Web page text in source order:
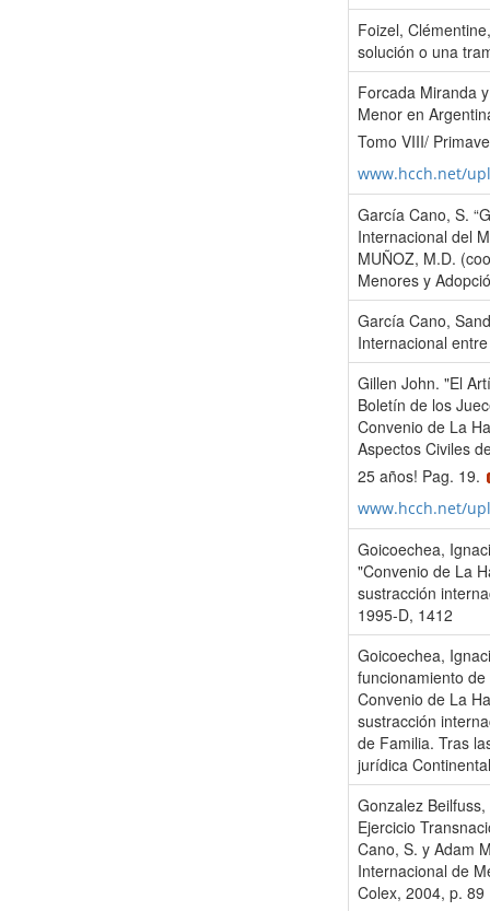
Foizel,
solución o una
Forcada Miranda
Menor en
Tomo VIII/
www.hcch.net/
García Cano, S.
Internacional del
MUÑOZ, M.D.
Menores y
García Cano,
Internacional
Gillen John. "El
Boletín de los
Convenio de La
Aspectos Civiles
25 años! Pag. 19.
www.hcch.net/
Goicoechea,
"Convenio de La
sustracción
1995-D, 1412
Goicoechea,
funcionamiento
Convenio de La
sustracción
de Familia. Tras
jurídica
Gonzalez
Ejercicio
Cano, S. y Adam
Internacional de
Colex, 2004, p. 89